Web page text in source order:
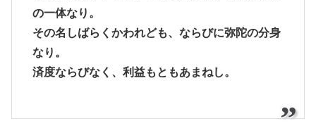
の一体なり。
その名しばらくかわれども、ならびに弥陀の分身
なり。
済度ならびなく、利益もともあまねし。